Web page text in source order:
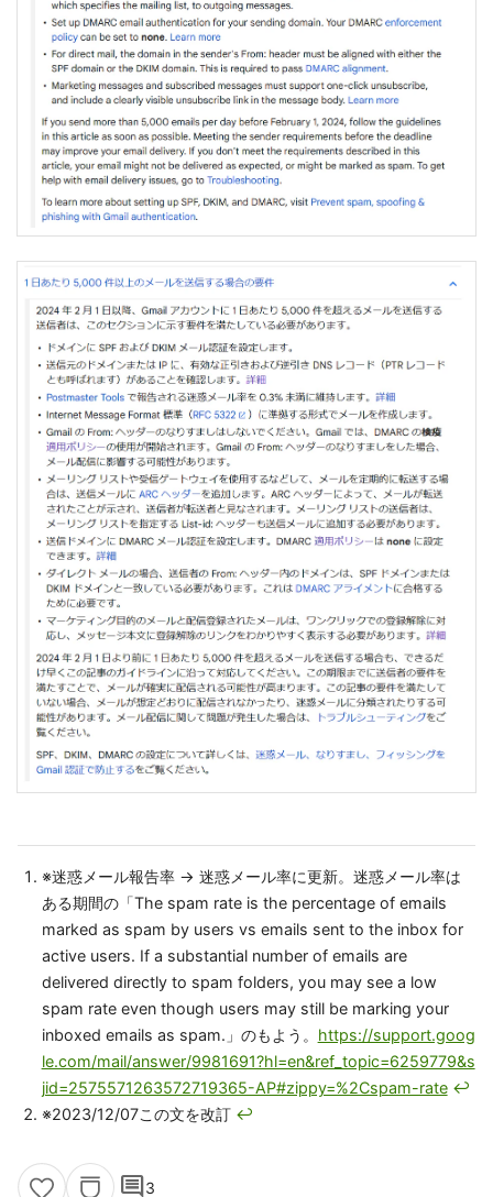
※迷惑メール報告率 → 迷惑メール率に更新。迷惑メール率は
ある期間の「The spam rate is the percentage of emails
marked as spam by users vs emails sent to the inbox for
active users. If a substantial number of emails are
delivered directly to spam folders, you may see a low
spam rate even though users may still be marking your
inboxed emails as spam.」のもよう。 https://support.goog
le.com/mail/answer/9981691?hl=en&ref_topic=6259779&s
jid=2575571263572719365-AP#zippy=%2Cspam-rate ↩
※2023/12/07この文を改訂 ↩
comment3